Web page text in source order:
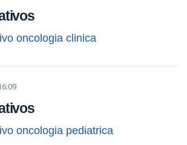
oncologia clinica
oncologia pediatrica